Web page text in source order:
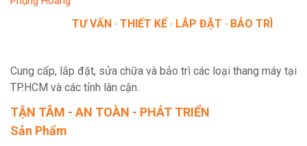
TƯ VẤN · THIẾT KẾ · LẮP ĐẶT · BẢO TRÌ
Cung cấp, lắp đặt, sửa chữa và bảo trì các loại thang máy tại
TP.HCM và các tỉnh lân cận.
TẬN TÂM - AN TOÀN - PHÁT TRIỂN
Sản Phẩm